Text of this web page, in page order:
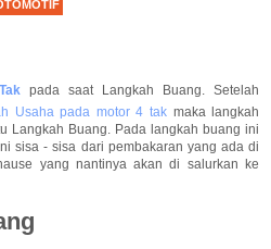
Takpada saat Langkah Buang. Setelah
Usaha pada motor 4 tak maka langkah
Langkah Buang. Pada langkah buang ini
sisa - sisa dari pembakaran yang ada di
yang nantinya akan di salurkan ke